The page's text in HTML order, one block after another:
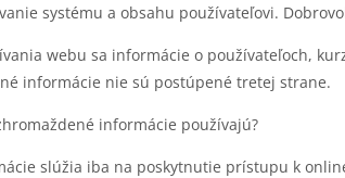
systému a obsahu používateľovi.
webu sa informácie o používateľoch,
informácie nie sú postúpené tretej strane.
informácie používajú?
slúžia iba na poskytnutie prístupu k